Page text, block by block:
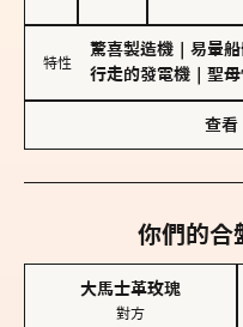
特性
驚喜製造機 易暈
行走的發電機
聖母
查看
你們的合
大馬士革玫瑰
對方